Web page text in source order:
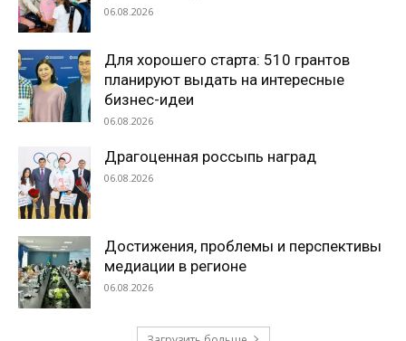
06.08.2026
Для хорошего старта: 510 грантов
планируют выдать на интересные
бизнес-идеи
06.08.2026
Драгоценная россыпь наград
06.08.2026
Достижения, проблемы и перспективы
медиации в регионе
06.08.2026